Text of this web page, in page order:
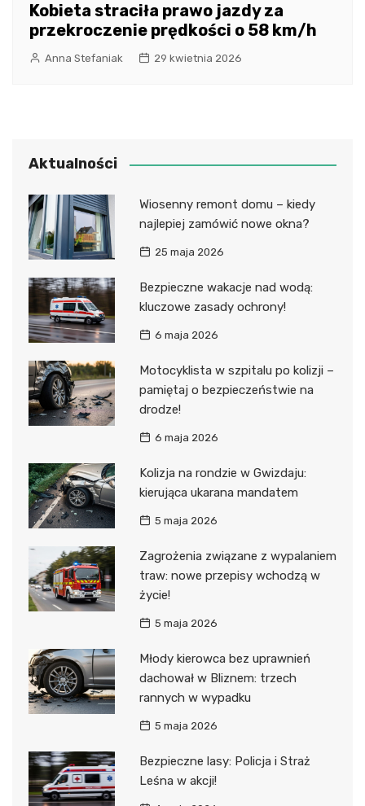
Kobieta straciła prawo jazdy za
przekroczenie prędkości o 58 km/h
Anna Stefaniak 29 kwietnia 2026
Aktualności
Wiosenny remont domu – kiedy
najlepiej zamówić nowe okna?
25 maja 2026
Bezpieczne wakacje nad wodą:
kluczowe zasady ochrony!
6 maja 2026
Motocyklista w szpitalu po kolizji –
pamiętaj o bezpieczeństwie na
drodze!
6 maja 2026
Kolizja na rondzie w Gwizdaju:
kierująca ukarana mandatem
5 maja 2026
Zagrożenia związane z wypalaniem
traw: nowe przepisy wchodzą w
życie!
5 maja 2026
Młody kierowca bez uprawnień
dachował w Bliznem: trzech
rannych w wypadku
5 maja 2026
Bezpieczne lasy: Policja i Straż
Leśna w akcji!